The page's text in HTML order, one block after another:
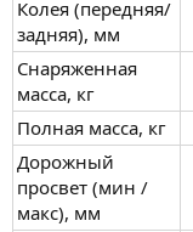
Колея (передняя/
задняя), мм
Снаряженная
масса, кг
Полная масса, кг
Дорожный
просвет (мин /
макс), мм